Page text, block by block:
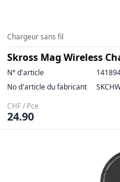
Chargeur sans fil
Skross Mag Wireless
N° d'article
No d'article du fabricant
CHF / Pce
24.90